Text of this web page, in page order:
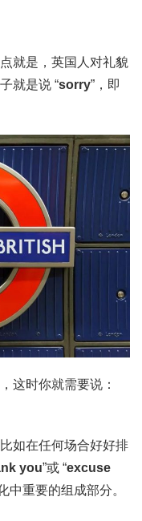
就是，英国人对礼貌
就是说 “sorry”，即
这时你就需要说：
如在任何场合好好排
you”或 “excuse
中重要的组成部分。